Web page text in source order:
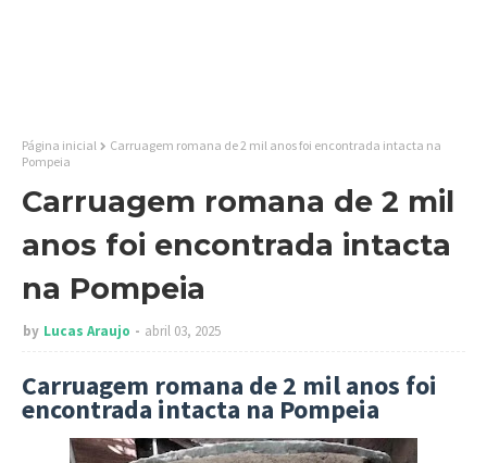
Página inicial
Carruagem romana de 2 mil anos foi encontrada intacta na
Pompeia
Carruagem romana de 2 mil
anos foi encontrada intacta
na Pompeia
by Lucas Araujo abril 03, 2025
Carruagem romana de 2 mil anos foi
encontrada intacta na Pompeia